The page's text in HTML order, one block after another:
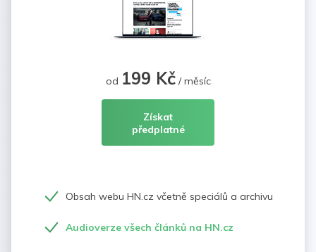
od 199 Kč/ měsíc
Získat
předplatné
Obsah webu HN.cz včetně speciálů a archivu
Audioverze všech článků na HN.cz